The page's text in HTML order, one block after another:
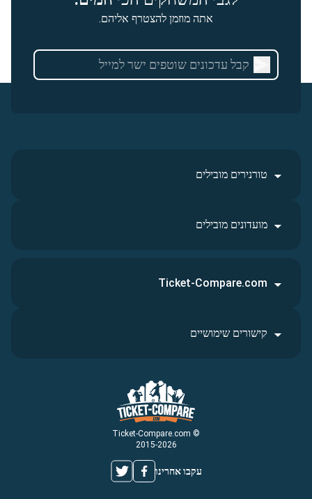
אתה מוזמן להצטרף אליהם.
טורנירים מובילים
מועדונים מובילים
© Ticket-Compare.com
2015-2026
עקבו אחרינו
Ticket-Compare.com
קישורים שימושיים